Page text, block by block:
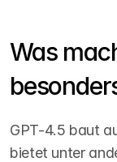
Was
GPT-4.5 baut
bietet unter